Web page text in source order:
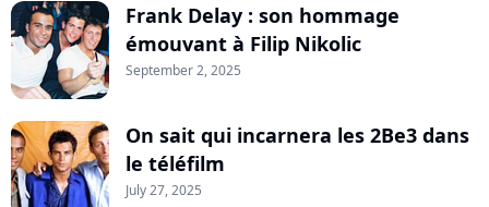
Frank Delay : son hommage
émouvant à Filip Nikolic
September 2, 2025
On sait qui incarnera les 2Be3 dans
le téléfilm
July 27, 2025